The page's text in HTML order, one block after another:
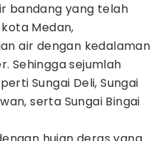
bandang yang telah
Medan,
air dengan kedalaman
Sehingga sejumlah
Sungai Deli, Sungai
serta Sungai Bingai